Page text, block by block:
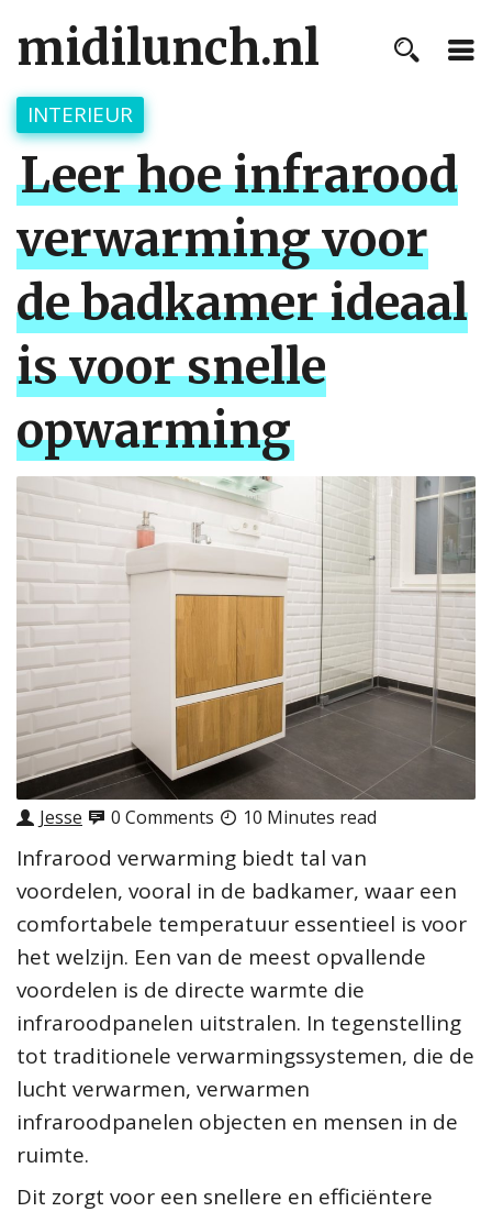
midilunch.nl
INTERIEUR
Leer hoe infrarood
verwarming voor
de badkamer ideaal
is voor snelle
opwarming
Jesse 0 Comments 10 Minutes read
Infrarood verwarming biedt tal van
voordelen, vooral in de badkamer, waar een
comfortabele temperatuur essentieel is voor
het welzijn. Een van de meest opvallende
voordelen is de directe warmte die
infraroodpanelen uitstralen. In tegenstelling
tot traditionele verwarmingssystemen, die de
lucht verwarmen, verwarmen
infraroodpanelen objecten en mensen in de
ruimte.
Dit zorgt voor een snellere en efficiëntere